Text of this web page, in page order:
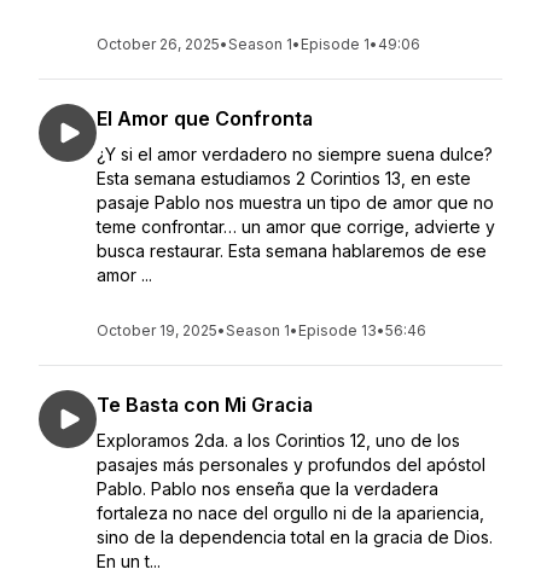
October 26, 2025•Season 1• Episode 1• 49:06
El Amor que Confronta
¿Y si el amor verdadero no siempre suena dulce?
Esta semana estudiamos 2 Corintios 13, en este
pasaje Pablo nos muestra un tipo de amor que no
teme confrontar… un amor que corrige, advierte y
busca restaurar. Esta semana hablaremos de ese
amor ...
October 19, 2025•Season 1• Episode 13•56:46
Te Basta con Mi Gracia
Exploramos 2da. a los Corintios 12, uno de los
pasajes más personales y profundos del apóstol
Pablo. Pablo nos enseña que la verdadera
fortaleza no nace del orgullo ni de la apariencia,
sino de la dependencia total en la gracia de Dios.
En un t...